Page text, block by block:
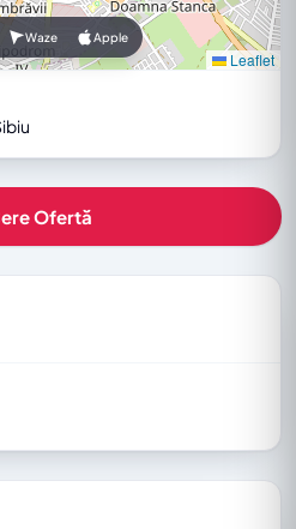
Leaflet
Waze Apple
Ofertă